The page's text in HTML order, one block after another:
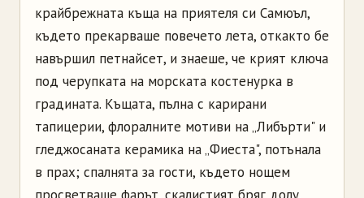
крайбрежната къща на приятеля си Самюъл,
където прекарваше повечето лета, откакто бе
навършил петнайсет, и знаеше, че крият ключа
под черупката на морската костенурка в
градината. Къщата, пълна с карирани
тапицерии, флоралните мотиви на „Либърти" и
гледжосаната керамика на „Фиеста", потънала
в прах; спалнята за гости, където нощем